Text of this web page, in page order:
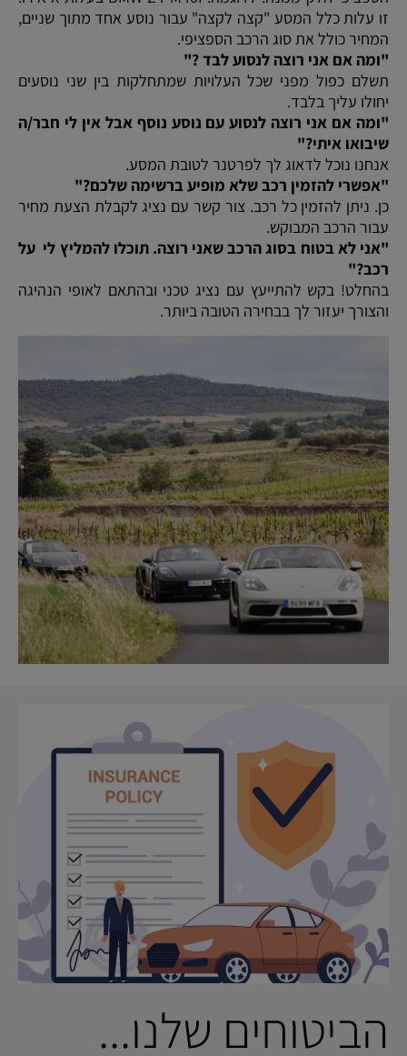
זו עלות כלל המסע "קצה לקצה" עבור נוסע אחד מתוך שניים,
המחיר כולל את סוג הרכב הספציפי.
"ומה אם אני רוצה לנסוע לבד ?"
תשלם כפול מפני שכל העלויות שמתחלקות בין שני נוסעים
יחולו עליך בלבד.
"ומה אם אני רוצה לנסוע עם נוסע נוסף אבל אין לי חבר/ה
שיבואו איתי?"
אנחנו נוכל לדאוג לך לפרטנר לטובת המסע.
"אפשרי להזמין רכב שלא מופיע ברשימה שלכם?"
כן. ניתן להזמין כל רכב. צור קשר עם נציג לקבלת הצעת מחיר
עבור הרכב המבוקש.
"אני לא בטוח בסוג הרכב שאני רוצה. תוכלו להמליץ לי על
רכב?"
בהחלט! בקש להתייעץ עם נציג טכני ובהתאם לאופי הנהיגה
והצורך יעזור לך בבחירה הטובה ביותר.
הביטוחים שלנו...